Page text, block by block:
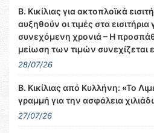
Β. Κικίλιας για ακτοπλοϊκά
αυξηθούν οι τιμές στα εισιτήρια
συνεχόμενη χρονιά – Η
μείωση των τιμών
28/07/26
Β. Κικίλιας από Κυλλήνη: «Το
γραμμή για την ασφάλεια
27/07/26